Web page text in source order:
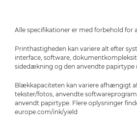
Alle specifikationer er med forbehold for
Printhastigheden kan variere alt efter
interface, software,
sidedækning og den anvendte papirtype
Blækkapaciteten kan variere afhængigt
tekster/fotos, anvendte
anvendt papirtype. Flere oplysninger
europe.com/ink/yield